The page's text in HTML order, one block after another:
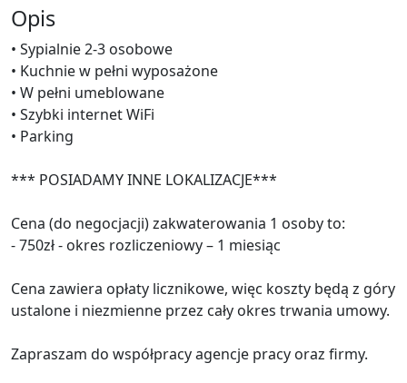
Opis
• Sypialnie 2-3 osobowe
• Kuchnie w pełni wyposażone
• W pełni umeblowane
• Szybki internet WiFi
• Parking
*** POSIADAMY INNE LOKALIZACJE***
Cena (do negocjacji) zakwaterowania 1 osoby to:
- 750zł - okres rozliczeniowy – 1 miesiąc
Cena zawiera opłaty licznikowe, więc koszty będą z góry
ustalone i niezmienne przez cały okres trwania umowy.
Zapraszam do współpracy agencje pracy oraz firmy.